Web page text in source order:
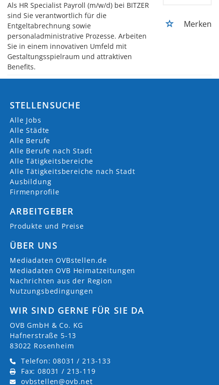
Als HR Specialist Payroll (m/w/d) bei BITZER
sind Sie verantwortlich für die
Entgeltabrechnung sowie
personaladministrative Prozesse. Arbeiten
Sie in einem innovativen Umfeld mit
Gestaltungsspielraum und attraktiven
Benefits.
Merken
STELLENSUCHE
Alle Jobs
Alle Städte
Alle Berufe
Alle Berufe nach Stadt
Alle Tätigkeitsbereiche
Alle Tätigkeitsbereiche nach Stadt
Ausbildung
Firmenprofile
ARBEITGEBER
Produkte und Preise
ÜBER UNS
Mediadaten OVBstellen.de
Mediadaten OVB Heimatzeitungen
Nachrichten aus der Region
Nutzungsbedingungen
WIR SIND GERNE FÜR SIE DA
OVB GmbH & Co. KG
Hafnerstraße 5-13
83022 Rosenheim
Telefon: 08031 / 213-133
Fax: 08031 / 213-119
ovbstellen@ovb.net